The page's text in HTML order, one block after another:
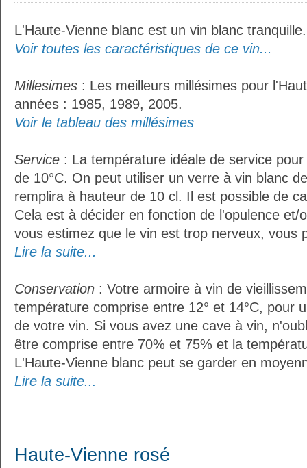
L'Haute-Vienne blanc est un vin blanc tranquille.
Voir toutes les caractéristiques de ce vin...
Millesimes : Les meilleurs millésimes pour
années : 1985, 1989, 2005.
Voir le tableau des millésimes
Service : La température idéale de service
de 10°C. On peut utiliser un verre à vin blanc
remplira à hauteur de 10 cl. Il est possible de
Cela est à décider en fonction de l'opulence et/
vous estimez que le vin est trop nerveux, vous
Lire la suite...
Conservation : Votre armoire à vin de
température comprise entre 12° et 14°C, pour
de votre vin. Si vous avez une cave à vin,
être comprise entre 70% et 75% et la
L'Haute-Vienne blanc peut se garder en
Lire la suite...
Haute-Vienne rosé